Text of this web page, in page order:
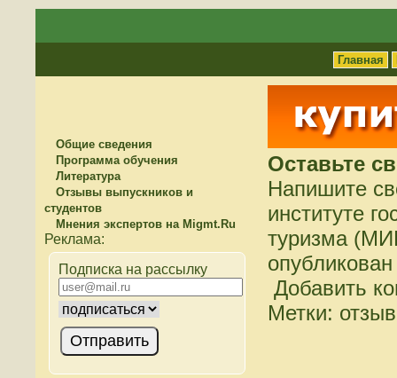
Главная
Общие сведения
Программа обучения
Литература
Отзывы выпускников и
студентов
Мнения экспертов на Migmt.Ru
Подписка на рассылку
Оставьте
Напишите
институте
туризма
Добавить
Метки: